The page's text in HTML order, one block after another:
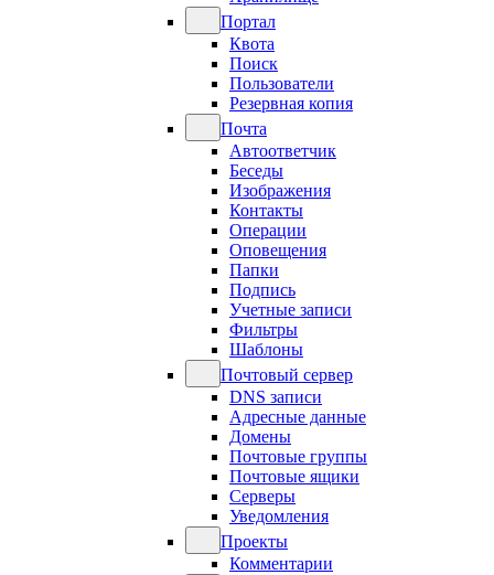
Портал
Квота
Поиск
Пользователи
Резервная копия
Почта
Автоответчик
Беседы
Изображения
Контакты
Операции
Оповещения
Папки
Подпись
Учетные записи
Фильтры
Шаблоны
Почтовый сервер
DNS записи
Адресные данные
Домены
Почтовые группы
Почтовые ящики
Серверы
Уведомления
Проекты
Комментарии